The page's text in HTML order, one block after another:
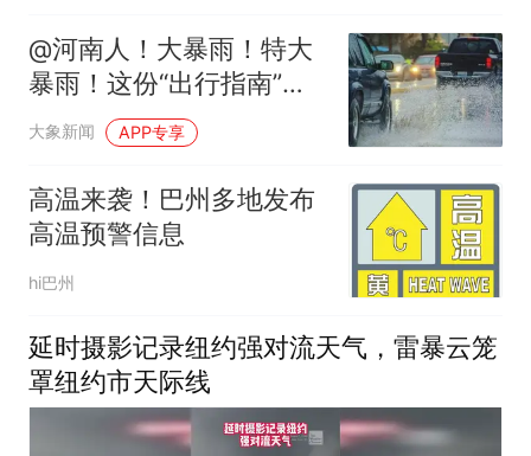
@河南人！大暴雨！特大
暴雨！这份“出行指南”请
查收
大象新闻 APP专享
高温来袭！巴州多地发布
高温预警信息
hi巴州
延时摄影记录纽约强对流天气，雷暴云笼
罩纽约市天际线